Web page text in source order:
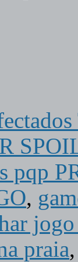
pqp
,
praia